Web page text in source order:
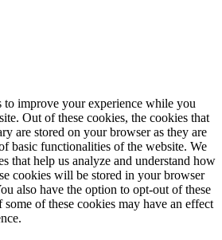
to improve your experience while you
Out of these cookies, the cookies that
are stored on your browser as they are
basic functionalities of the website. We
that help us analyze and understand how
cookies will be stored in your browser
also have the option to opt-out of these
of these cookies may have an effect